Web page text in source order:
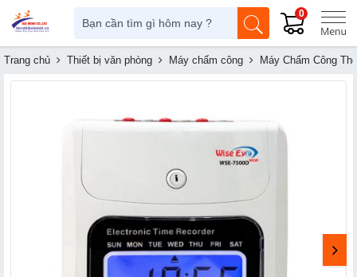
0
Trang chủ Thiết bị văn phòng Máy chấm công Máy Chấm Công